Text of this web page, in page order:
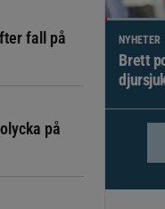
fall på
på
NYHETER
Brett